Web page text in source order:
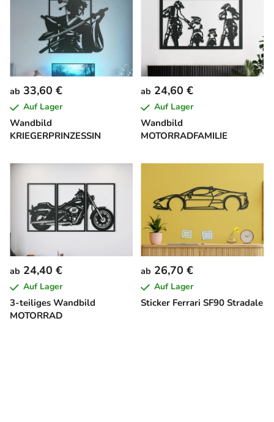
Wandbild
KRIEGERPRINZESSIN
ab 33,60 €
Auf Lager
Wandbild
MOTORRADFAMILIE
ab 24,60 €
Auf Lager
3-teiliges Wandbild
MOTORRAD
ab 24,40 €
Auf Lager
Sticker Ferrari SF90 Stradale
ab 26,70 €
Auf Lager